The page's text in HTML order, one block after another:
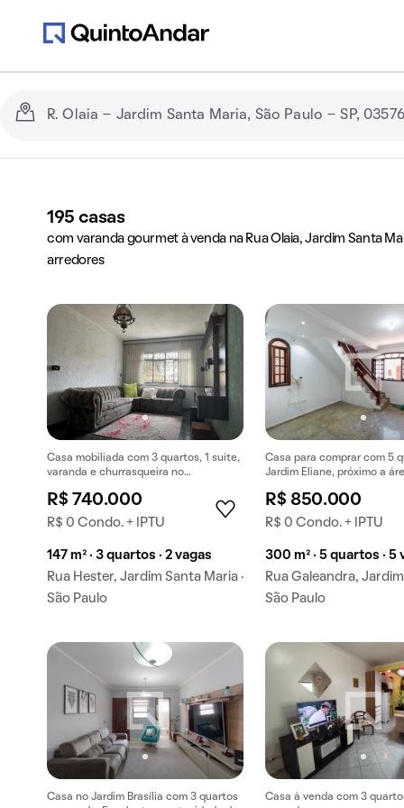
195 casas
com varanda gourmet à venda na Rua Olaia, Jardim Santa
arredores
Casa mobiliada com 3 quartos, 1 suíte,
varanda e churrasqueira no
R$ 740.000
R$ 0 Condo. + IPTU
147 m² · 3 quartos · 2 vagas
Rua Hester, Jardim Santa Maria ·
São Paulo
Casa para comprar com 5
Jardim Eliane, próximo a
R$ 850.000
R$ 0 Condo. + IPTU
300 m² · 5 quartos · 5
Rua Galeandra, Jardim
São Paulo
Casa no Jardim Brasília com 3 quartos
Casa à venda com 3